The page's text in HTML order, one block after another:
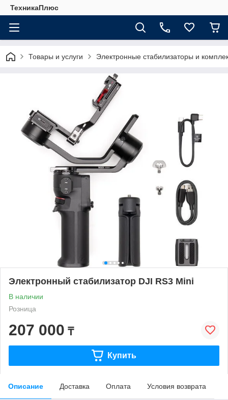
ТехникаПлюс
Товары и услуги Электронные стабилизаторы и
Электронный стабилизатор DJI RS3 Mini
В наличии
Розница
207 000 ₸
Купить
Описание Доставка Оплата Условия возврата